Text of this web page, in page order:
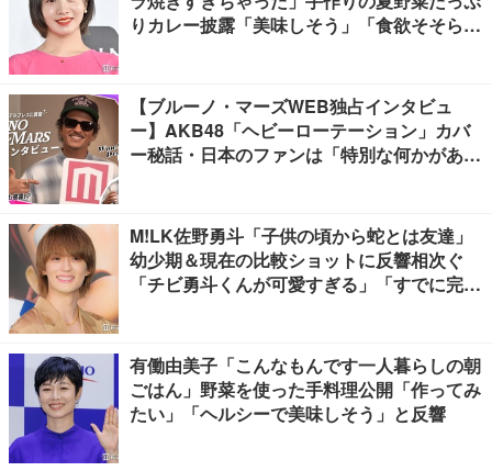
りカレー披露「美味しそう」「食欲そそられ
【ブルーノ・マーズWEB独占インタビュ
ー】AKB48「ヘビーローテーション」カバ
ー秘話・日本のファンは「特別な何かがあ
M!LK佐野勇斗「子供の頃から蛇とは友達」
幼少期＆現在の比較ショットに反響相次ぐ
「チビ勇斗くんが可愛すぎる」「すでに完成
有働由美子「こんなもんです一人暮らしの朝
ごはん」野菜を使った手料理公開「作ってみ
たい」「ヘルシーで美味しそう」と反響